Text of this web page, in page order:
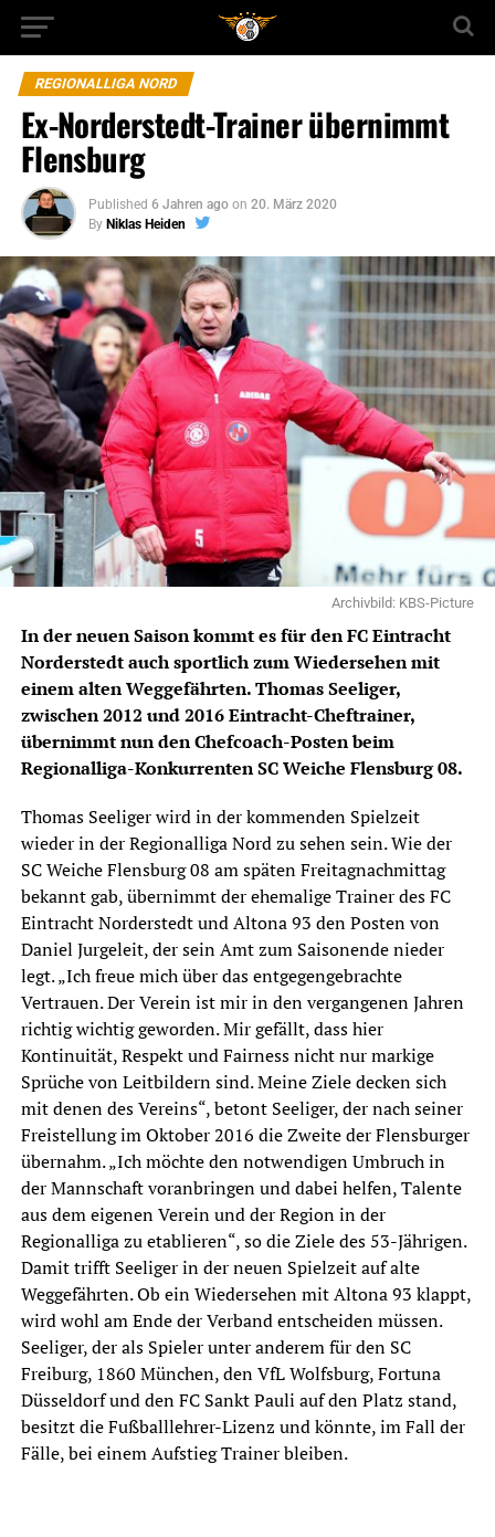
REGIONALLIGA NORD
Ex-Norderstedt-Trainer übernimmt
Flensburg
Published 6 Jahren ago on 20. März 2020
By Niklas Heiden
Archivbild: KBS-Picture
In der neuen Saison kommt es für den FC Eintracht
Norderstedt auch sportlich zum Wiedersehen mit
einem alten Weggefährten. Thomas Seeliger,
zwischen 2012 und 2016 Eintracht-Cheftrainer,
übernimmt nun den Chefcoach-Posten beim
Regionalliga-Konkurrenten SC Weiche Flensburg 08.
Thomas Seeliger wird in der kommenden Spielzeit
wieder in der Regionalliga Nord zu sehen sein. Wie der
SC Weiche Flensburg 08 am späten Freitagnachmittag
bekannt gab, übernimmt der ehemalige Trainer des FC
Eintracht Norderstedt und Altona 93 den Posten von
Daniel Jurgeleit, der sein Amt zum Saisonende nieder
legt. „Ich freue mich über das entgegengebrachte
Vertrauen. Der Verein ist mir in den vergangenen Jahren
richtig wichtig geworden. Mir gefällt, dass hier
Kontinuität, Respekt und Fairness nicht nur markige
Sprüche von Leitbildern sind. Meine Ziele decken sich
mit denen des Vereins“, betont Seeliger, der nach seiner
Freistellung im Oktober 2016 die Zweite der Flensburger
übernahm. „Ich möchte den notwendigen Umbruch in
der Mannschaft voranbringen und dabei helfen, Talente
aus dem eigenen Verein und der Region in der
Regionalliga zu etablieren“, so die Ziele des 53-Jährigen.
Damit trifft Seeliger in der neuen Spielzeit auf alte
Weggefährten. Ob ein Wiedersehen mit Altona 93 klappt,
wird wohl am Ende der Verband entscheiden müssen.
Seeliger, der als Spieler unter anderem für den SC
Freiburg, 1860 München, den VfL Wolfsburg, Fortuna
Düsseldorf und den FC Sankt Pauli auf den Platz stand,
besitzt die Fußballlehrer-Lizenz und könnte, im Fall der
Fälle, bei einem Aufstieg Trainer bleiben.